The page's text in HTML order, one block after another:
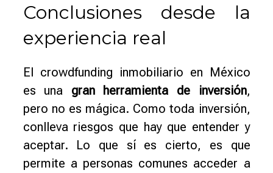
Conclusiones desde la
experiencia real
El crowdfunding inmobiliario en México
es una gran herramienta de inversión,
pero no es mágica. Como toda inversión,
conlleva riesgos que hay que entender y
aceptar. Lo que sí es cierto, es que
permite a personas comunes acceder a